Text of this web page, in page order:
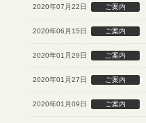
2020年07月22日 ご案内
2020年06月15日 ご案内
2020年01月29日 ご案内
2020年01月27日 ご案内
2020年01月09日 ご案内